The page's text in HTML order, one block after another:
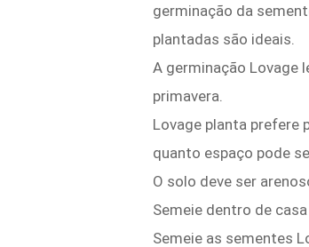
germinação da
plantadas são ideais.
A germinação Lovage
primavera.
Lovage planta prefere
quanto espaço pode
O solo deve ser
Semeie dentro de
Semeie as sementes